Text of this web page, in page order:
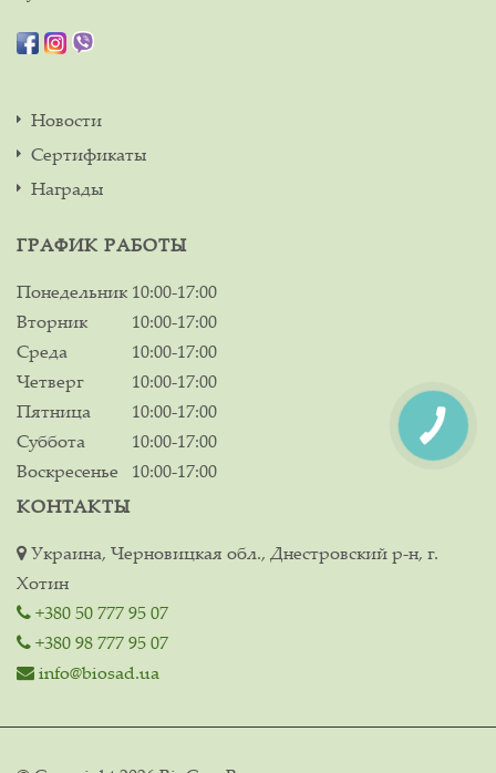
Новости
Сертификаты
Награды
ГРАФИК РАБОТЫ
Понедельник 10:00-17:00
Вторник
10:00-17:00
Среда
10:00-17:00
Четверг
10:00-17:00
Пятница
10:00-17:00
Суббота
10:00-17:00
Воскресенье
10:00-17:00
КОНТАКТЫ
Украина, Черновицкая обл., Днестровский р-н, г.
Хотин
+380 50 777 95 07
+380 98 777 95 07
info@biosad.ua